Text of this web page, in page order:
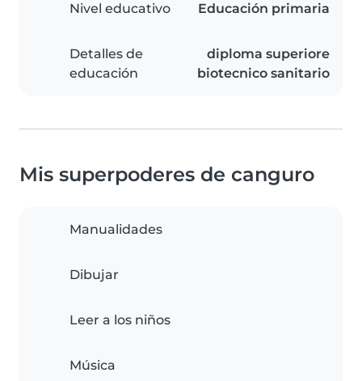
Nivel educativo Educación primaria
Detalles de
educación
diploma superiore
biotecnico sanitario
Mis superpoderes de canguro
Manualidades
Dibujar
Leer a los niños
Música